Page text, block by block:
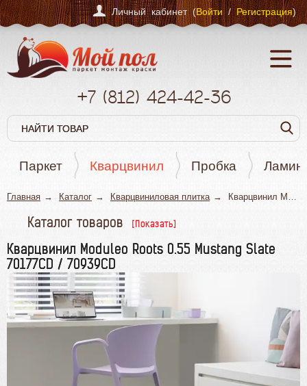
Личный кабинет (Войти/Регистрация)
+7 (812) 424-42-36
Паркет Кварцвинил Пробка
Главная Каталог Кварцвиниловая плитка Кварцвинил Moduleo Roots 0.55 Mustang Slate 70177CD / 70939CD
Каталог товаров
Паркет
Кварцвинил
Пробка
Ламинат
Плинтус
Паркетная химия
Инструмент и расходные материалы
Кварцвинил Moduleo Roots 0.55 Mustang Slate
70177CD / 70939CD